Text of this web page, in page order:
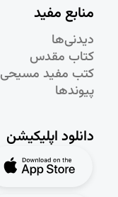
منابع مفید
دیدنی‌ها
کتاب مقدس
کتب مفید مسیحی
پیوندها
دانلود اپلیکیشن